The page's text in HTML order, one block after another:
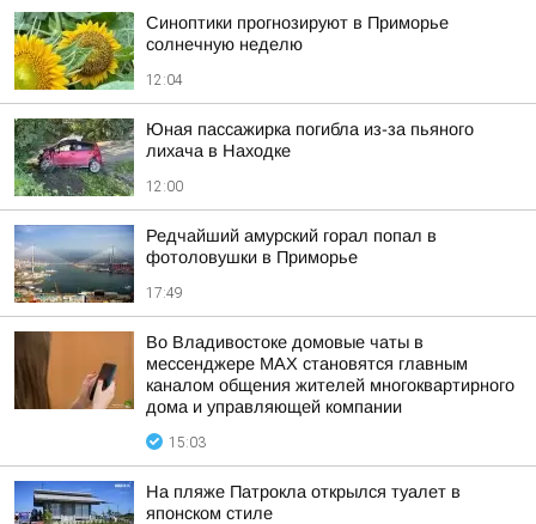
Синоптики прогнозируют в Приморье
солнечную неделю
12:04
Юная пассажирка погибла из-за пьяного
лихача в Находке
12:00
Редчайший амурский горал попал в
фотоловушки в Приморье
17:49
Во Владивостоке домовые чаты в
мессенджере МАХ становятся главным
каналом общения жителей многоквартирного
дома и управляющей компании
15:03
На пляже Патрокла открылся туалет в
японском стиле